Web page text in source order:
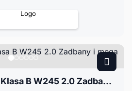
Mercedes-Benz Klasa B W245 2.0 Zadbany i mega wygodny